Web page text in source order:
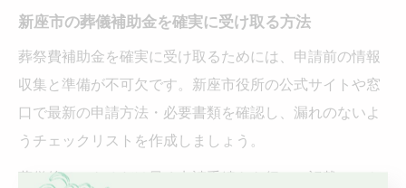
新座市の葬儀補助金を確実に受け取る方法
葬祭費補助金を確実に受け取るためには、申請前の情報
収集と準備が不可欠です。新座市役所の公式サイトや窓
口で最新の申請方法・必要書類を確認し、漏れのないよ
うチェックリストを作成しましょう。
葬儀後はできるだけ早く申請手続きを行い、記載ミスや